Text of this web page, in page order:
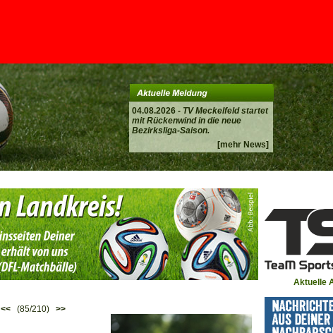
04.08.2026 - TV Meckelfeld startet
mit Rückenwind in die neue
Bezirksliga-Saison.
[mehr News]
<<(85/210) >>
Aktuelle